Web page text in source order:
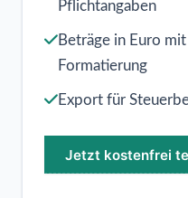
Pflichtangaben
Beträge in Euro
Formatierung
Export für
Jetzt kostenfrei